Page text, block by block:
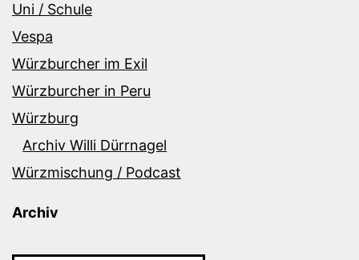
Uni / Schule
Vespa
Würzburcher im Exil
Würzburcher in Peru
Würzburg
Archiv Willi Dürrnagel
Würzmischung / Podcast
Archiv